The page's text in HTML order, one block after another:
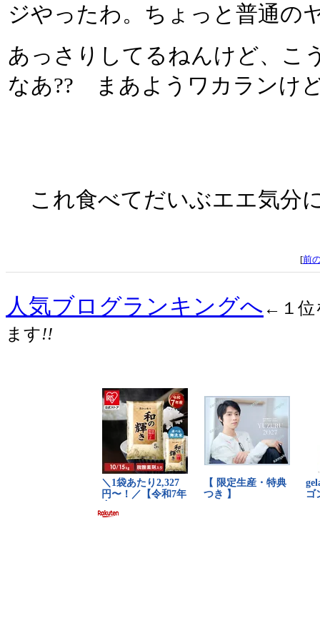
ジやったわ。ちょっと普通の
あっさりしてるねんけど、こ
なあ?? まあようワカランけ
これ食べてだいぶエエ気分
[前
人気ブログランキングへ ←１位
ます!!